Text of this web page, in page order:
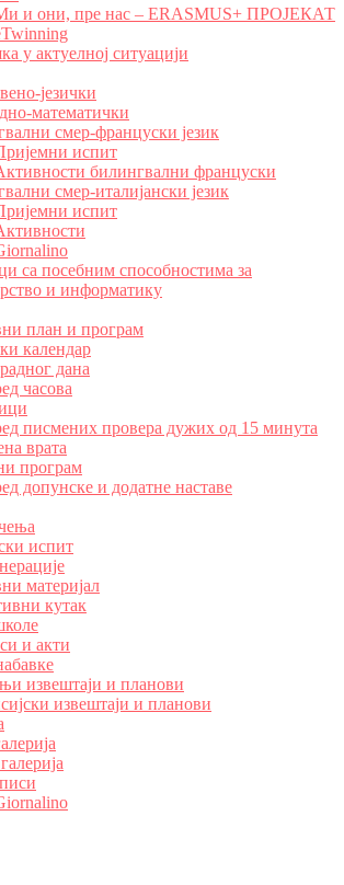
и они, пре нас – ERASMUS+ ПРОЈЕКАТ
у актуелној ситуацији
језички
математички
смер-француски језик
испит
билингвални француски
смер-италијански језик
испит
са посебним способностима за
и информатику
план и програм
календар
дана
часова
писмених провера дужих од 15 минута
врата
програм
допунске и додатне наставе
испит
материјал
кутак
и акти
извештаји и планови
извештаји и планови